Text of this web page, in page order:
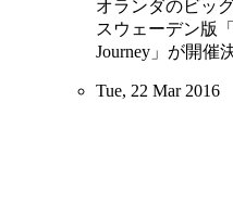
オランダのビッ
スウェーデン版
Journey」が開催
Tue, 22 Mar 2016